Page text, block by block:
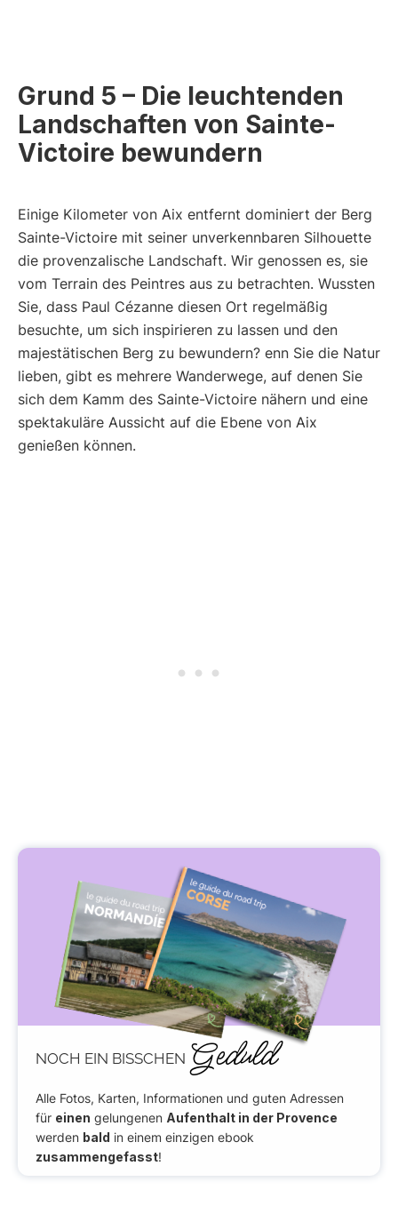
Grund 5 – Die leuchtenden
Landschaften von Sainte-
Victoire bewundern
Einige Kilometer von Aix entfernt dominiert der Berg
Sainte-Victoire mit seiner unverkennbaren Silhouette
die provenzalische Landschaft. Wir genossen es, sie
vom Terrain des Peintres aus zu betrachten. Wussten
Sie, dass Paul Cézanne diesen Ort regelmäßig
besuchte, um sich inspirieren zu lassen und den
majestätischen Berg zu bewundern? enn Sie die Natur
lieben, gibt es mehrere Wanderwege, auf denen Sie
sich dem Kamm des Sainte-Victoire nähern und eine
spektakuläre Aussicht auf die Ebene von Aix
genießen können.
NOCH EIN BISSCHEN Geduld
Alle Fotos, Karten, Informationen und guten Adressen
für einen gelungenen Aufenthalt in der Provence
werden bald in einem einzigen ebook
zusammengefasst!